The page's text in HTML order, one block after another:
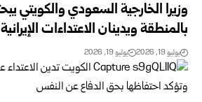
‏وزيرا الخارجية السعودي والكويتي
بالمنطقة ويدينان الاعتداءات الإيرانية
يوليو 19, 2026 يوليو 19, 2026